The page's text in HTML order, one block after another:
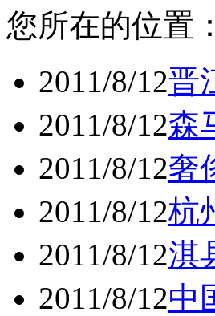
您所在的位置：
2011/8/12晋
2011/8/12森
2011/8/12奢
2011/8/12杭
2011/8/12淇
2011/8/12中